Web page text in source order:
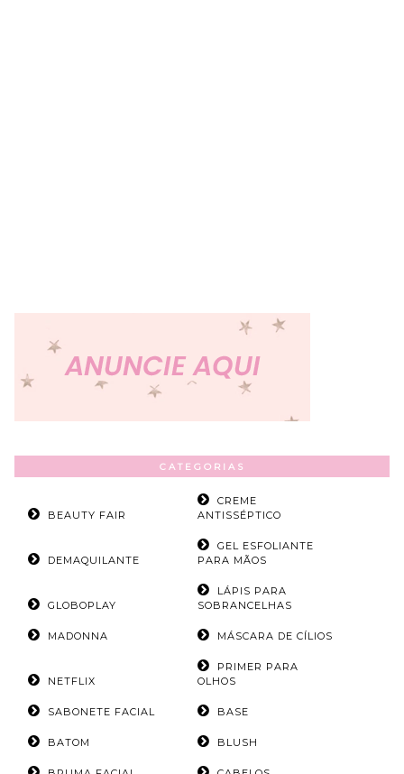
CATEGORIAS
BEAUTY FAIR
CREME
ANTISSÉPTICO
DEMAQUILANTE
GEL ESFOLIANTE
PARA MÃOS
GLOBOPLAY
LÁPIS PARA
SOBRANCELHAS
MADONNA MÁSCARA DE CÍLIOS
NETFLIX
PRIMER PARA
OLHOS
SABONETE FACIAL BASE
BATOM BLUSH